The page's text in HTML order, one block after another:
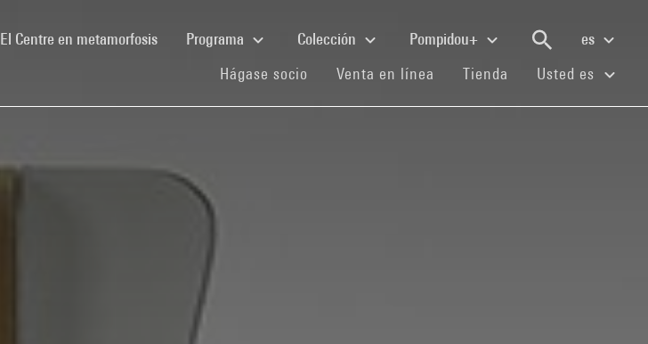
El Centre en metamorfosis(current)Programa Colección Pompidou+
es
Hágase socio (current)
Venta en línea (current)
Tienda (current)
Usted es